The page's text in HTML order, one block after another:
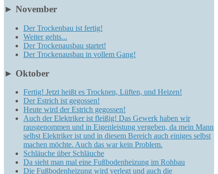
► November
Der Trockenbau ist fertig!
Weiter gehts...
Der Trockenausbau startet!
Der Trockenausbau in vollem Gang!
► Oktober
Fertig! Jetzt heißt es Trocknen, Lüften, und Heizen!
Der Estrich ist gegossen!
Heute wird der Estrich gegossen!
Auch der Elektriker ist fleißig! Das Gewerk haben wir
rausgenommen und in Eigenleistung vergeben, da mein Mann
selbst Elektriker ist und in diesem Bereich auch einiges selbst
machen möchte. Auch das war kein Problem.
Schläuche über Schläuche
Da sieht man mal eine Fußbodenheizung im Rohbau
Die Fußbodenheizung wird verlegt und auch die